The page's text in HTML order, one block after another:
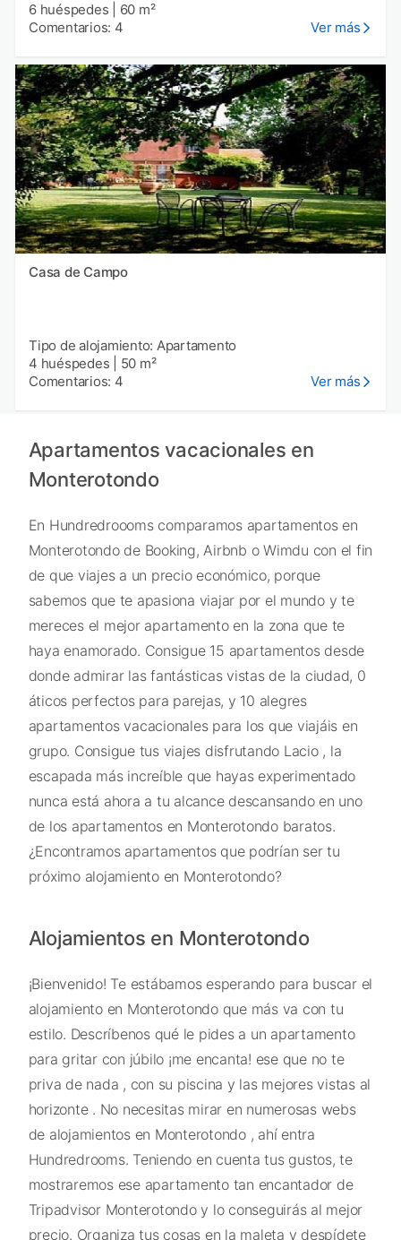
6 huéspedes
60 m²
Comentarios: 4
Ver más
Casa de Campo
Tipo de alojamiento: Apartamento
4 huéspedes
50 m²
Comentarios: 4
Ver más
Apartamentos vacacionales en
Monterotondo
En Hundredroooms comparamos apartamentos en
Monterotondo de Booking, Airbnb o Wimdu con el fin
de que viajes a un precio económico, porque
sabemos que te apasiona viajar por el mundo y te
mereces el mejor apartamento en la zona que te
haya enamorado. Consigue 15 apartamentos desde
donde admirar las fantásticas vistas de la ciudad, 0
áticos perfectos para parejas, y 10 alegres
apartamentos vacacionales para los que viajáis en
grupo. Consigue tus viajes disfrutando Lacio , la
escapada más increíble que hayas experimentado
nunca está ahora a tu alcance descansando en uno
de los apartamentos en Monterotondo baratos.
¿Encontramos apartamentos que podrían ser tu
próximo alojamiento en Monterotondo?
Alojamientos en Monterotondo
¡Bienvenido! Te estábamos esperando para buscar el
alojamiento en Monterotondo que más va con tu
estilo. Descríbenos qué le pides a un apartamento
para gritar con júbilo ¡me encanta! ese que no te
priva de nada , con su piscina y las mejores vistas al
horizonte . No necesitas mirar en numerosas webs
de alojamientos en Monterotondo , ahí entra
Hundredrooms. Teniendo en cuenta tus gustos, te
mostraremos ese apartamento tan encantador de
Tripadvisor Monterotondo y lo conseguirás al mejor
precio. Organiza tus cosas en la maleta y despídete